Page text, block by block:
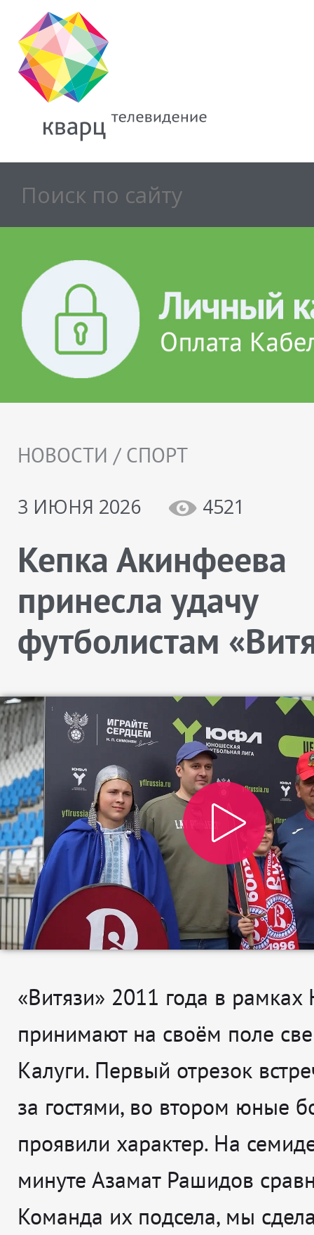
НОВОСТИ / СПОРТ
3 ИЮНЯ 2026
4521
Кепка Акинфеева
принесла удачу
футболистам
«Витязи» 2011 года в
принимают на своём поле
Калуги. Первый отрезок
за гостями, во втором юные
проявили характер. На
минуте Азамат Рашидов
Команда их подсела, мы